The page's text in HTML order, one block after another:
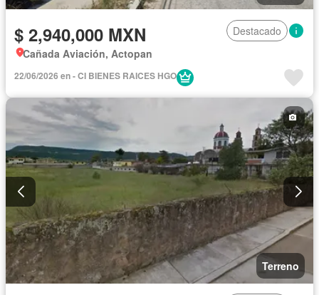
$ 2,940,000 MXN
Destacado
Cañada Aviación, Actopan
22/06/2026 en - CI BIENES RAICES HGO
Terreno